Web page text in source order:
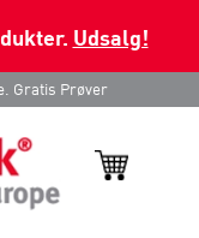
Udsalg!
Gratis Prøver